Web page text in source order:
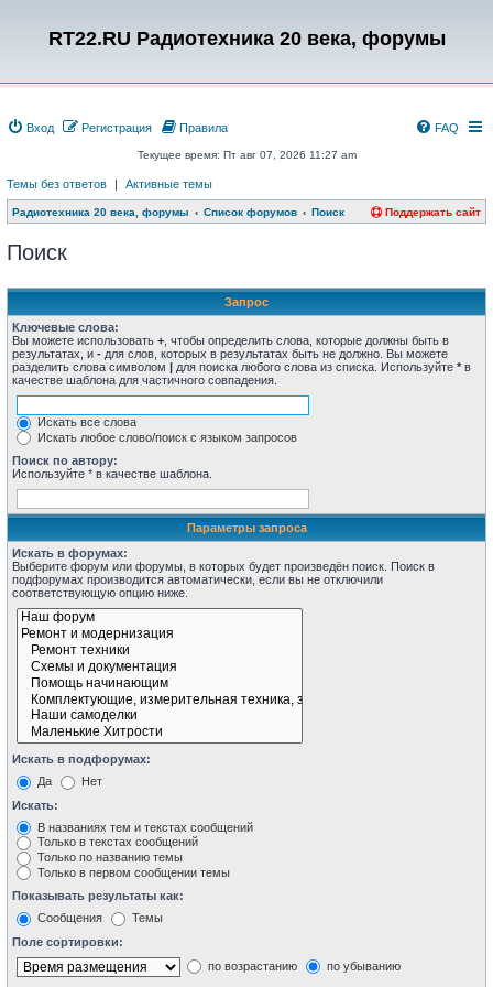
RT22.RU Радиотехника 20 века, форумы
Вход Регистрация FAQ
Правила
Текущее время: Пт авг 07, 2026 11:27 am
Темы без ответов | Активные темы
Радиотехника 20 века, форумы Список форумов Поиск Поддержать сайт
Поиск
Запрос
Ключевые слова:
Вы можете использовать + , чтобы определить слова, которые должны быть в
результатах, и - для слов, которых в результатах быть не должно. Вы можете
разделить слова символом | для поиска любого слова из списка. Используйте * в
качестве шаблона для частичного совпадения.
Искать все слова
Искать любое слово/поиск с языком запросов
Поиск по автору:
Используйте * в качестве шаблона.
Параметры запроса
Искать в форумах:
Выберите форум или форумы, в которых будет произведён поиск. Поиск в
подфорумах производится автоматически, если вы не отключили
соответствующую опцию ниже.
Искать в подфорумах:
Да
Нет
Искать:
В названиях тем и текстах сообщений
Только в текстах сообщений
Только по названию темы
Только в первом сообщении темы
Показывать результаты как:
Сообщения
Темы
Поле сортировки:
по возрастанию
по убыванию